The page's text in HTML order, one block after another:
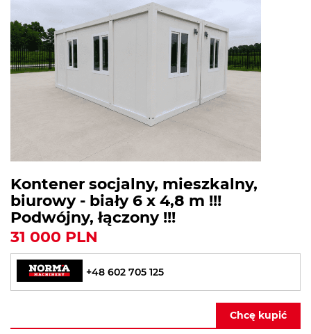
Kontener socjalny, mieszkalny,
biurowy - biały 6 x 4,8 m !!!
Podwójny, łączony !!!
31 000 PLN
+48 602 705 125
Chcę kupić